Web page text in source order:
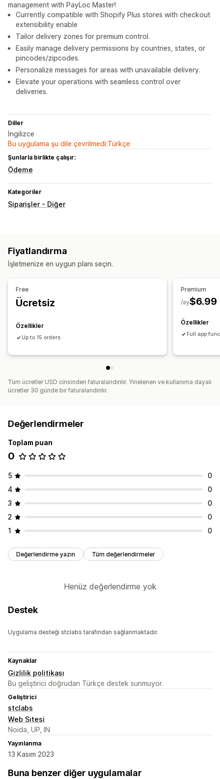
management with PayLoc Master!
Currently compatible with Shopify Plus stores with checkout
extensibility enable
Tailor delivery zones for premium control.
Easily manage delivery permissions by countries, states, or
pincodes/zipcodes.
Personalize messages for areas with unavailable delivery.
Elevate your operations with seamless control over
deliveries.
Diller
İngilizce
Bu uygulama şu dile çevrilmedi:Türkçe
Şunlarla birlikte çalışır:
Ödeme
Kategoriler
Siparişler - Diğer
Fiyatlandırma
İşletmenize en uygun planı seçin.
Free
Ücretsiz
Özellikler
Up to 15 orders
Premium
$6.99
/ay
Özellikler
Full app
Tüm ücretler USD cinsinden faturalandırılır. Yinelenen ve kullanıma dayalı
ücretler 30 günde bir faturalandırılır.
Değerlendirmeler
Toplam puan
0
5
0
4
0
3
0
2
0
1
0
Değerlendirme yazın Tüm değerlendirmeler
Henüz değerlendirme yok
Destek
Uygulama desteği stclabs tarafından sağlanmaktadır.
Kaynaklar
Gizlilik politikası
Bu geliştirici doğrudan Türkçe destek sunmuyor.
Geliştirici
stclabs
Web Sitesi
Noida, UP, IN
Yayınlanma
13 Kasım 2023
Buna benzer diğer uygulamalar